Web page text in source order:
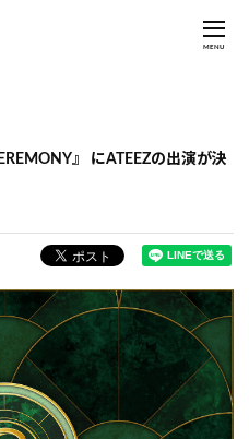
MENU
』 にATEEZの出演が決